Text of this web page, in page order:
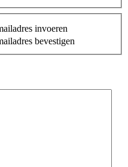
invoeren
bevestigen